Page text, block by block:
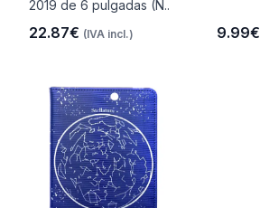
2019 de 6 pulgadas (N..
22.87€ (IVA incl.) 9.99€